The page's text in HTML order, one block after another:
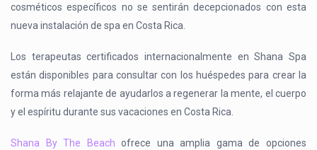
cosméticos específicos no se sentirán decepcionados con esta
nueva instalación de spa en Costa Rica.
Los terapeutas certificados internacionalmente en Shana Spa
están disponibles para consultar con los huéspedes para crear la
forma más relajante de ayudarlos a regenerar la mente, el cuerpo
y el espíritu durante sus vacaciones en Costa Rica.
Shana By The Beach ofrece una amplia gama de opciones